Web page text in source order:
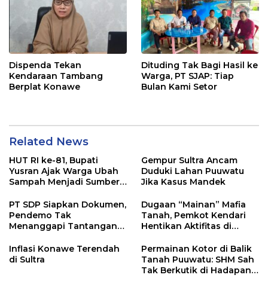
Dispenda Tekan
Kendaraan Tambang
Berplat Konawe
Dituding Tak Bagi Hasil ke
Warga, PT SJAP: Tiap
Bulan Kami Setor
Related News
HUT RI ke-81, Bupati
Yusran Ajak Warga Ubah
Sampah Menjadi Sumber
Gempur Sultra Ancam
Duduki Lahan Puuwatu
Jika Kasus Mandek
PT SDP Siapkan Dokumen,
Pendemo Tak
Menanggapi Tantangan
Dugaan “Mainan” Mafia
Tanah, Pemkot Kendari
Hentikan Aktifitas di
Inflasi Konawe Terendah
di Sultra
Permainan Kotor di Balik
Tanah Puuwatu: SHM Sah
Tak Berkutik di Hadapan